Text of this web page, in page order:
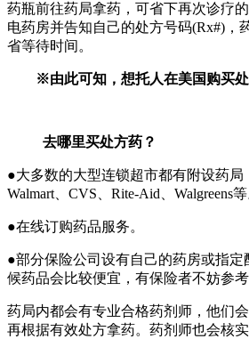
药瓶前往药局拿药，可省下再次诊疗
电药房并告知自己的处方号码(Rx#)，
省等待时间。
※由此可知，想托人在美国购买处
去哪里买处方药？
●大多数的大型连锁超市都有附设药局
Walmart、CVS、Rite-Aid、Walgreens等
●在线订购药品服务。
●部分保险公司设有自己的药房或指
候药品会比较便宜，有保险者不妨参考
药局内都会有专业合格药剂师，他们
再根据有效处方拿药。药剂师也会核